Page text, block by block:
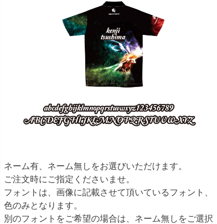
ネーム有、ネーム無しをお選びいただけます。
ご注文時にご指定くださいませ。
フォントは、画像に記載させて頂いているフォント、
色のみとなります。
別のフォントをご希望の場合は、ネーム無しをご選択